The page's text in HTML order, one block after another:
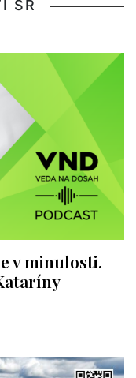
SR
v minulosti.